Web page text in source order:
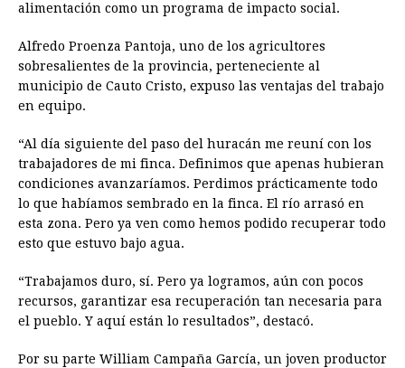
alimentación como un programa de impacto social.
Alfredo Proenza Pantoja, uno de los agricultores
sobresalientes de la provincia, perteneciente al
municipio de Cauto Cristo, expuso las ventajas del trabajo
en equipo.
“Al día siguiente del paso del huracán me reuní con los
trabajadores de mi finca. Definimos que apenas hubieran
condiciones avanzaríamos. Perdimos prácticamente todo
lo que habíamos sembrado en la finca. El río arrasó en
esta zona. Pero ya ven como hemos podido recuperar todo
esto que estuvo bajo agua.
“Trabajamos duro, sí. Pero ya logramos, aún con pocos
recursos, garantizar esa recuperación tan necesaria para
el pueblo. Y aquí están lo resultados”, destacó.
Por su parte William Campaña García, un joven productor